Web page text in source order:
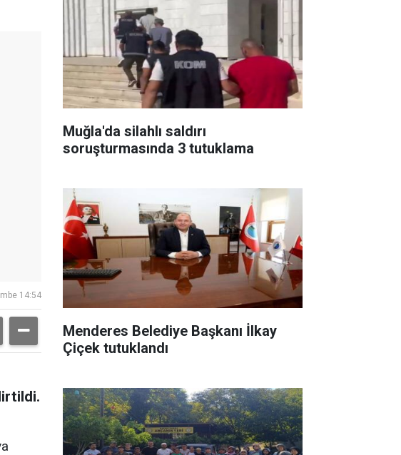
14:54
Muğla'da silahlı saldırı
soruşturmasında 3 tutuklama
Menderes Belediye Başkanı İlkay
Çiçek tutuklandı